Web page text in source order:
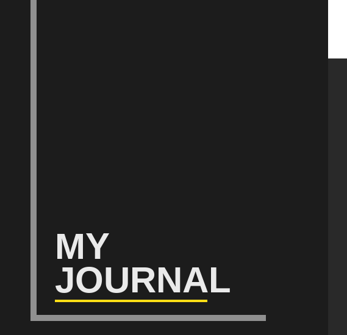
MY
JOURNAL